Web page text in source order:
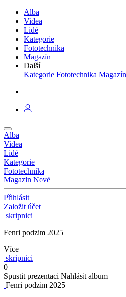
Alba
Videa
Lidé
Kategorie
Fototechnika
Magazín
Další
Kategorie Fototechnika Magazín
Alba
Videa
Lidé
Kategorie
Fototechnika
Magazín Nové
Přihlásit
Založit účet
skripnici
Fenri podzim 2025
Více
skripnici
0
Spustit prezentaci Nahlásit album
Fenri podzim 2025